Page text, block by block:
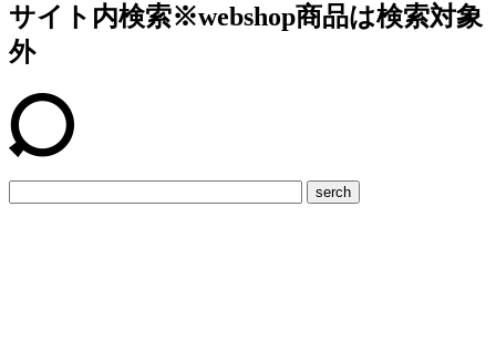
サイト内検索※webshop商品は検索対象
外
serch